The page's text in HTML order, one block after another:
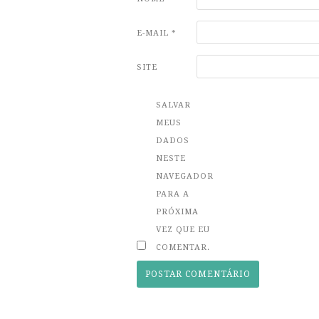
E-MAIL *
SITE
SALVAR
MEUS
DADOS
NESTE
NAVEGADOR
PARA A
PRÓXIMA
VEZ QUE EU
COMENTAR.